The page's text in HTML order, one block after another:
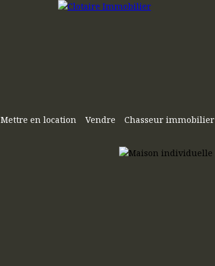
Mettre en location Vendre Chasseur immobilier